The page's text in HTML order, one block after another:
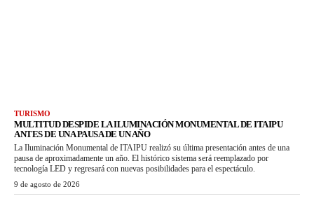
TURISMO
MULTITUD DESPIDE LA ILUMINACIÓN MONUMENTAL DE ITAIPU
ANTES DE UNA PAUSA DE UN AÑO
La Iluminación Monumental de ITAIPU realizó su última presentación antes de una
pausa de aproximadamente un año. El histórico sistema será reemplazado por
tecnología LED y regresará con nuevas posibilidades para el espectáculo.
9 de agosto de 2026